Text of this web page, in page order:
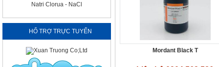
Axit Clohydric
HỔ TRỢ TRỰC TUYẾN
Mordant Black T